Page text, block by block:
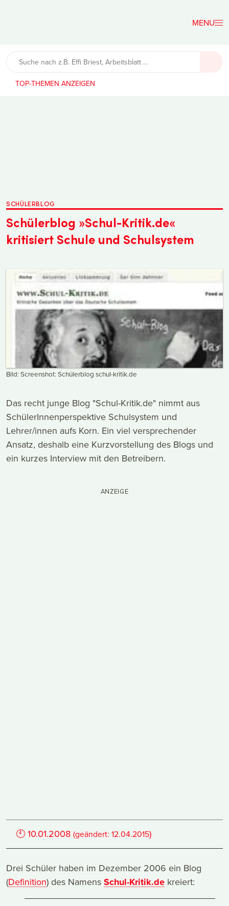
Lehrerfreund
TOP-THEMEN
SCHÜLERBLOG
Schülerblog »Schul-Kritik.de«
kritisiert Schule und Schulsystem
Bild: Screenshot: Schülerblog schul-kritik.de
Das recht junge Blog "Schul-Kritik.de" nimmt aus
SchülerInnenperspektive Schulsystem und
Lehrer/innen aufs Korn. Ein viel versprechender
Ansatz, deshalb eine Kurzvorstellung des Blogs und
ein kurzes Interview mit den Betreibern.
ANZEIGE
🕙10.01.2008 (geändert:12.04.2015)
Drei Schüler haben im Dezember 2006 ein Blog
(Definition) des Namens Schul-Kritik.de kreiert: